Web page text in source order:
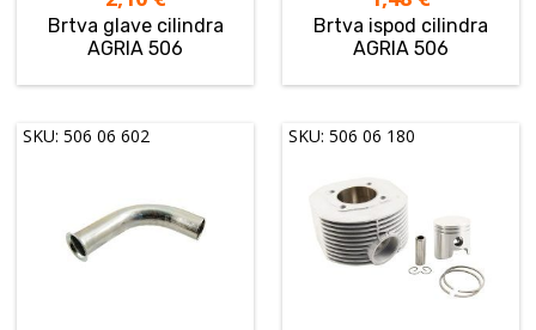
Brtva glave cilindra
AGRIA 506
Brtva ispod cilindra
AGRIA 506
SKU: 506 06 602 SKU: 506 06 180